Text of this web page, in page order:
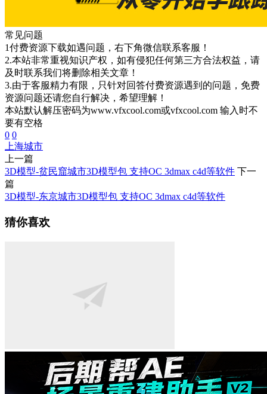
常见问题
1付费资源下载如遇问题，右下角微信联系客服！
2.本站非常重视知识产权，如有侵犯任何第三方合法权益，请
及时联系我们将删除相关文章！
3.由于客服精力有限，只针对回答付费资源遇到的问题，免费
资源问题还请您自行解决，希望理解！
本站默认解压密码为www.vfxcool.com或vfxcool.com 输入时不
要有空格
0 0
上海城市
上一篇
3D模型-贫民窟城市3D模型包 支持OC 3dmax c4d等软件 下一
篇
3D模型-东京城市3D模型包 支持OC 3dmax c4d等软件
猜你喜欢